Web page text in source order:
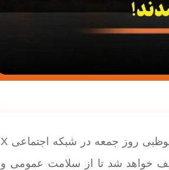
| بسته شدن دو کارخانه آلوده‌کننده در ابوظبی؛ سازمان محیط زیست ابوظبی روز جمعه در شبکه اجتماعی X
خواهد شد تا از سلامت عمومی و